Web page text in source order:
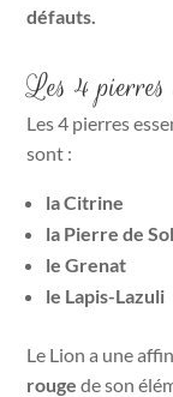
défauts.
Les 4
Les 4 pierres
sont :
la Citrine
la Pierre de
le Grenat
le Lapis-Lazuli
Le Lion a une
rougede son